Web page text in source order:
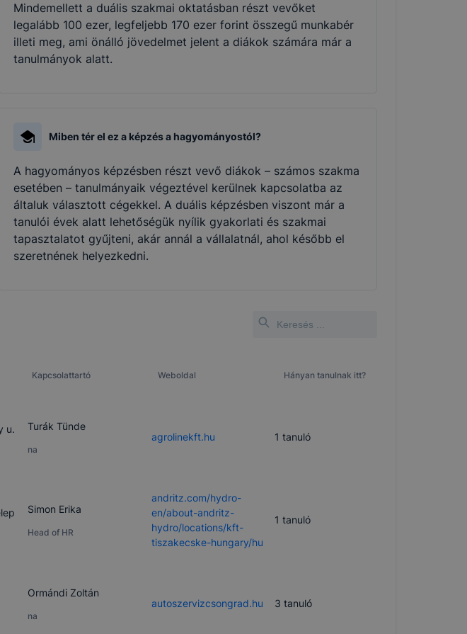
Mindemellett a duális szakmai oktatásban részt vevőket
legalább 100 ezer, legfeljebb 170 ezer forint összegű munkabér
illeti meg, ami önálló jövedelmet jelent a diákok számára már a
tanulmányok alatt.
Miben tér el ez a képzés a hagyományostól?
A hagyományos képzésben részt vevő diákok – számos szakma
esetében – tanulmányaik végeztével kerülnek kapcsolatba az
általuk választott cégekkel. A duális képzésben viszont már a
tanulói évek alatt lehetőségük nyílik gyakorlati és szakmai
tapasztalatot gyűjteni, akár annál a vállalatnál, ahol később el
szeretnének helyezkedni.
Kapcsolattartó Weboldal Hányan tanulnak itt?
u.
Turák Tünde
na
agrolinekft.hu 1 tanuló
Simon Erika
Head of HR
andritz.com/hydro-
en/about-andritz-
hydro/locations/kft-
tiszakecske-hungary/hu
1 tanuló
Ormándi Zoltán
na
autoszervizcsongrad.hu 3 tanuló